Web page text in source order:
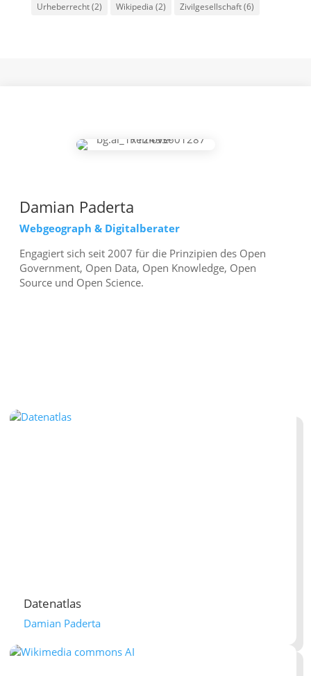
Urheberrecht(2) Wikipedia (2) Zivilgesellschaft(6)
Damian Paderta
Webgeograph & Digitalberater
Engagiert sich seit 2007 für die Prinzipien des Open
Government, Open Data, Open Knowledge, Open
Source und Open Science.
Datenatlas
Damian Paderta